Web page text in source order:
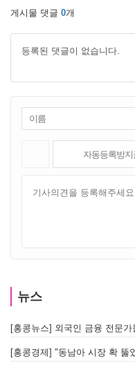
게시물 댓글 0개
등록된 댓글이 없습니다.
뉴스
[홍콩경제] "동남아 시장 확 뚫